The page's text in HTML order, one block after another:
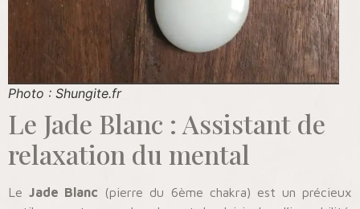
Photo : Shungite.fr
Le Jade Blanc : Assistant de
relaxation du mental
LeJade Blanc (pierre du 6ème chakra) est un précieux